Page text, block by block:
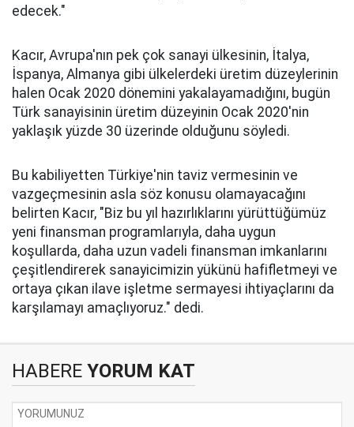
edecek."
Kacır, Avrupa'nın pek çok sanayi ülkesinin, İtalya,
İspanya, Almanya gibi ülkelerdeki üretim düzeylerinin
halen Ocak 2020 dönemini yakalayamadığını, bugün
Türk sanayisinin üretim düzeyinin Ocak 2020'nin
yaklaşık yüzde 30 üzerinde olduğunu söyledi.
Bu kabiliyetten Türkiye'nin taviz vermesinin ve
vazgeçmesinin asla söz konusu olamayacağını
belirten Kacır, "Biz bu yıl hazırlıklarını yürüttüğümüz
yeni finansman programlarıyla, daha uygun
koşullarda, daha uzun vadeli finansman imkanlarını
çeşitlendirerek sanayicimizin yükünü hafifletmeyi ve
ortaya çıkan ilave işletme sermayesi ihtiyaçlarını da
karşılamayı amaçlıyoruz." dedi.
HABERE YORUM KAT